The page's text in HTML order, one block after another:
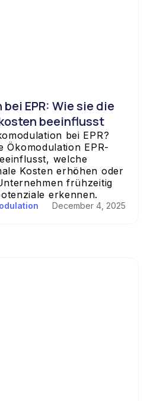
EPR: Wie sie die
beeinflusst
bei EPR?
Ökomodulation EPR-
welche
Kosten erhöhen oder
frühzeitig
erkennen.
December 4, 2025